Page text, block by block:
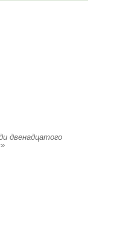
двенадцатого